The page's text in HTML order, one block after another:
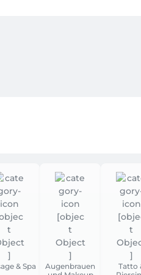
& Spa
Augenbrauen
Tatto